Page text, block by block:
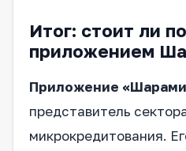
Итог: стоит ли
приложением
Приложение
представитель
микрокредитования.